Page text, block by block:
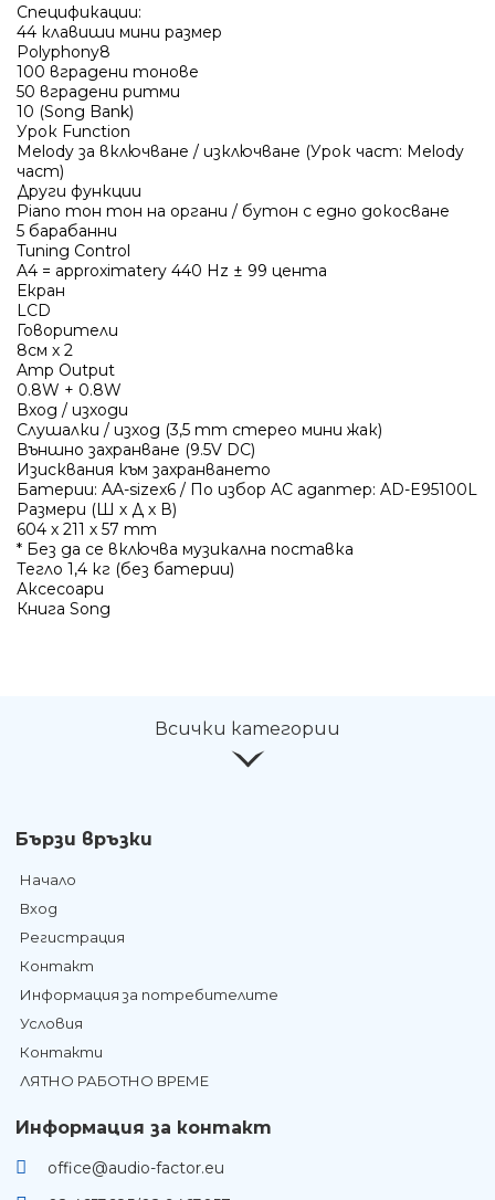
Спецификации:
44 клавиши мини размер
Polyphony8
100 вградени тонове
50 вградени ритми
10 (Song Bank)
Урок Function
Melody за включване / изключване (Урок част: Melody
част)
Други функции
Piano тон тон на органи / бутон с едно докосване
5 барабанни
Tuning Control
A4 = approximatery 440 Hz ± 99 цента
Екран
LCD
Говорители
8см х 2
Amp Output
0.8W + 0.8W
Вход / изходи
Слушалки / изход (3,5 mm стерео мини жак)
Външно захранване (9.5V DC)
Изисквания към захранването
Батерии: AA-sizex6 / По избор AC адаптер: AD-E95100L
Размери (Ш х Д х В)
604 х 211 х 57 mm
* Без да се включва музикална поставка
Тегло 1,4 кг (без батерии)
Аксесоари
Книга Song
Всички категории
Бързи връзки
Начало
Вход
Регистрация
Контакт
Информация за потребителите
Условия
Контакти
ЛЯТНО РАБОТНО ВРЕМЕ
Информация за контакт
office@audio-factor.eu